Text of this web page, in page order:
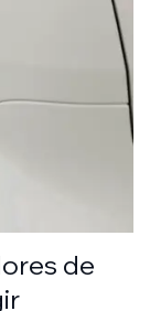
de